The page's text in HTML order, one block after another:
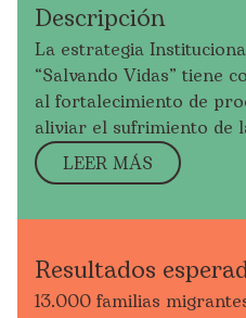
Descripción
La estrategia
“Salvando Vidas” tiene
al fortalecimiento de
aliviar el sufrimiento de
LEER MÁS
Resultados
13.000 familias